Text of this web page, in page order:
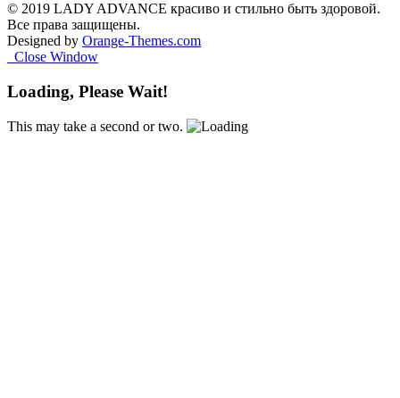
© 2019 LADY ADVANCE красиво и стильно быть здоровой.
Все права защищены.
Designed by Orange-Themes.com
Close Window
Loading, Please Wait!
This may take a second or two.